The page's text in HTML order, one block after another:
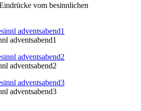
vom besinnlichen
adventsabend1
adventsabend2
adventsabend3